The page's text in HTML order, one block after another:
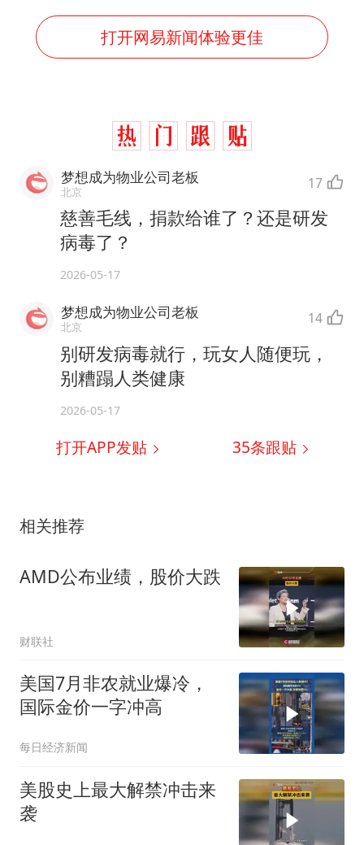
打开网易新闻体验更佳
梦想成为物业公司老板
北京 17
慈善毛线，捐款给谁了？还是研发
病毒了？
2026-05-17
梦想成为物业公司老板
北京 14
别研发病毒就行，玩女人随便玩，
别糟蹋人类健康
2026-05-17
打开APP发贴 35条跟贴
相关推荐
AMD公布业绩，股价大跌
财联社
美国7月非农就业爆冷，
国际金价一字冲高
每日经济新闻
美股史上最大解禁冲击来
袭